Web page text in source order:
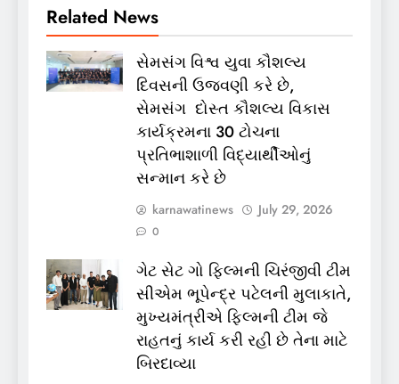
Related News
સેમસંગ વિશ્વ યુવા કૌશલ્ય
દિવસની ઉજવણી કરે છે,
સેમસંગ દોસ્ત કૌશલ્ય વિકાસ
કાર્યક્રમના 30 ટોચના
પ્રતિભાશાળી વિદ્યાર્થીઓનું
સન્માન કરે છે
karnawatinews July 29, 2026
0
ગેટ સેટ ગો ફિલ્મની ચિરંજીવી ટીમ
સીએમ ભૂપેન્દ્ર પટેલની મુલાકાતે,
મુખ્યમંત્રીએ ફિલ્મની ટીમ જે
રાહતનું કાર્ય કરી રહી છે તેના માટે
બિરદાવ્યા